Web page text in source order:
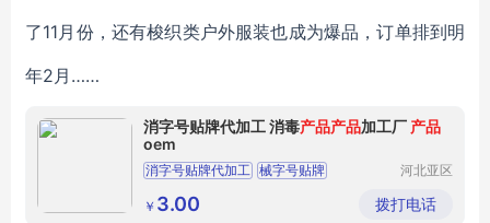
了11月份，还有梭织类户外服装也成为爆品，订单排到明
年2月……
消字号贴牌代加工 消毒产品产品加工厂 产品
oem
消字号贴牌代加工 械字号贴牌
消字号产品加工厂
消毒产品加工厂
河北亚区
有限公司
￥ 3.00 拨打电话